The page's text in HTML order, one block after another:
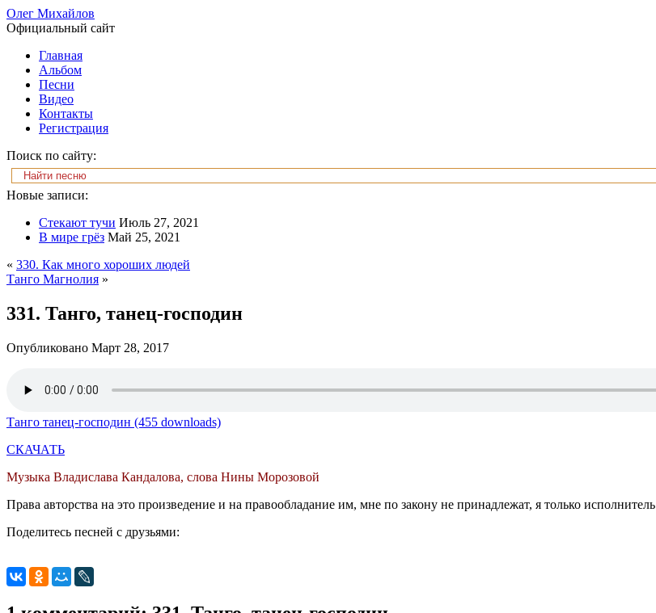
Олег Михайлов
Официальный сайт
Главная
Альбом
Песни
Видео
Контакты
Регистрация
Поиск по сайту:
Новые записи:
Стекают тучи Июль 27, 2021
В мире грёз Май 25, 2021
« 330. Как много хороших людей
Танго Магнолия »
331. Танго, танец-господин
Опубликовано Март 28, 2017
Танго танец-господин (455 downloads)
СКАЧАТЬ
Музыка Владислава Кандалова, слова Нины Морозовой
Права авторства на это произведение и на правообладание им, мне по закону не принадлежат, я только исполнитель
Поделитесь песней с друзьями: